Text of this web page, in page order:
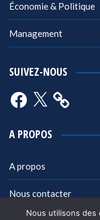
Économie & Politique
Management
SUIVEZ-NOUS
Facebook
X
A PROPOS
A propos
Nous contacter
Nous utilisons des